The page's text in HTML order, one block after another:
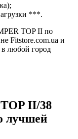
***.
TOP II по
Fitstore.com.ua и
любой город
II/38
лучшей